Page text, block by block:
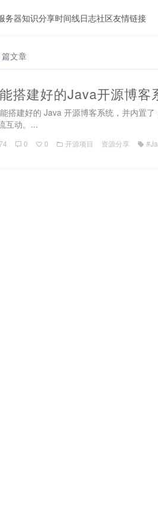
务器知识分享时间线日志社区友情链接
篇文章
搭建好的Java开源博客
搭建好的 Java 开源博客系统，并内置
互动。...
0 0 开源项目 资源分享